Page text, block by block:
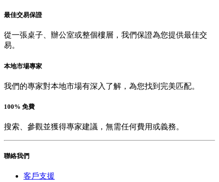
最佳交易保證
從一張桌子、辦公室或整個樓層，我們保證為您提供最佳交
易。
本地市場專家
我們的專家對本地市場有深入了解，為您找到完美匹配。
100% 免費
搜索、參觀並獲得專家建議，無需任何費用或義務。
聯絡我們
客戶支援